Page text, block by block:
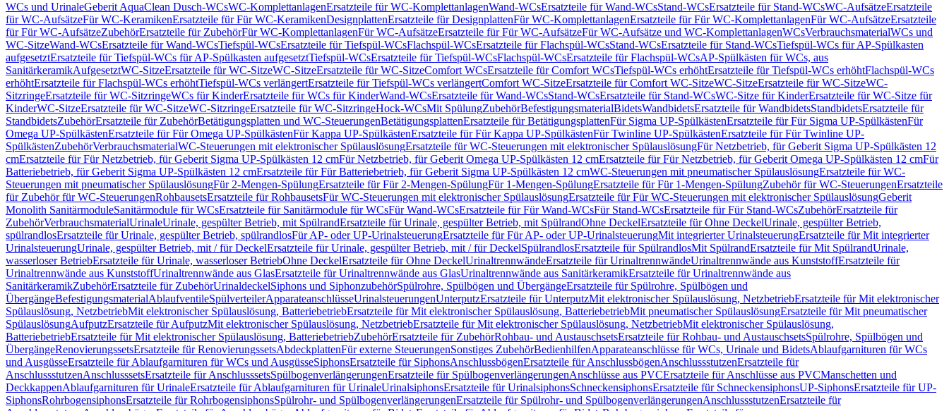
WCs und UrinaleGeberit AquaClean Dusch-WCsWC-KomplettanlagenErsatzteile für WC-KomplettanlagenWand-WCsErsatzteile für Wand-WCsStand-WCsErsatzteile für Stand-WCsWC-AufsätzeErsatzteile
für WC-AufsätzeFür WC-KeramikenErsatzteile für Für WC-KeramikenDesignplattenErsatzteile für DesignplattenFür WC-KomplettanlagenErsatzteile für Für WC-KomplettanlagenFür WC-AufsätzeErsatzteile
für Für WC-AufsätzeZubehörErsatzteile für ZubehörFür WC-KomplettanlagenFür WC-AufsätzeErsatzteile für Für WC-AufsätzeFür WC-Aufsätze und WC-KomplettanlagenWCsVerbrauchsmaterialWCs und
WC-SitzeWand-WCsErsatzteile für Wand-WCsTiefspül-WCsErsatzteile für Tiefspül-WCsFlachspül-WCsErsatzteile für Flachspül-WCsStand-WCsErsatzteile für Stand-WCsTiefspül-WCs für AP-Spülkasten
aufgesetztErsatzteile für Tiefspül-WCs für AP-Spülkasten aufgesetztTiefspül-WCsErsatzteile für Tiefspül-WCsFlachspül-WCsErsatzteile für Flachspül-WCsAP-Spülkästen für WCs, aus
SanitärkeramikAufgesetztWC-SitzeErsatzteile für WC-SitzeWC-SitzeErsatzteile für WC-SitzeComfort WCsErsatzteile für Comfort WCsTiefspül-WCs erhöhtErsatzteile für Tiefspül-WCs erhöhtFlachspül-WCs
erhöhtErsatzteile für Flachspül-WCs erhöhtTiefspül-WCs verlängertErsatzteile für Tiefspül-WCs verlängertComfort WC-SitzeErsatzteile für Comfort WC-SitzeWC-SitzeErsatzteile für WC-SitzeWC-
SitzringeErsatzteile für WC-SitzringeWCs für KinderErsatzteile für WCs für KinderWand-WCsErsatzteile für Wand-WCsStand-WCsErsatzteile für Stand-WCsWC-Sitze für KinderErsatzteile für WC-Sitze für
KinderWC-SitzeErsatzteile für WC-SitzeWC-SitzringeErsatzteile für WC-SitzringeHock-WCsMit SpülungZubehörBefestigungsmaterialBidetsWandbidetsErsatzteile für WandbidetsStandbidetsErsatzteile für
StandbidetsZubehörErsatzteile für ZubehörBetätigungsplatten und WC-SteuerungenBetätigungsplattenErsatzteile für BetätigungsplattenFür Sigma UP-SpülkästenErsatzteile für Für Sigma UP-SpülkästenFür
Omega UP-SpülkästenErsatzteile für Für Omega UP-SpülkästenFür Kappa UP-SpülkästenErsatzteile für Für Kappa UP-SpülkästenFür Twinline UP-SpülkästenErsatzteile für Für Twinline UP-
SpülkästenZubehörVerbrauchsmaterialWC-Steuerungen mit elektronischer SpülauslösungErsatzteile für WC-Steuerungen mit elektronischer SpülauslösungFür Netzbetrieb, für Geberit Sigma UP-Spülkästen 12
cmErsatzteile für Für Netzbetrieb, für Geberit Sigma UP-Spülkästen 12 cmFür Netzbetrieb, für Geberit Omega UP-Spülkästen 12 cmErsatzteile für Für Netzbetrieb, für Geberit Omega UP-Spülkästen 12 cmFür
Batteriebetrieb, für Geberit Sigma UP-Spülkästen 12 cmErsatzteile für Für Batteriebetrieb, für Geberit Sigma UP-Spülkästen 12 cmWC-Steuerungen mit pneumatischer SpülauslösungErsatzteile für WC-
Steuerungen mit pneumatischer SpülauslösungFür 2-Mengen-SpülungErsatzteile für Für 2-Mengen-SpülungFür 1-Mengen-SpülungErsatzteile für Für 1-Mengen-SpülungZubehör für WC-SteuerungenErsatzteile
für Zubehör für WC-SteuerungenRohbausetsErsatzteile für RohbausetsFür WC-Steuerungen mit elektronischer SpülauslösungErsatzteile für Für WC-Steuerungen mit elektronischer SpülauslösungGeberit
Monolith SanitärmoduleSanitärmodule für WCsErsatzteile für Sanitärmodule für WCsFür Wand-WCsErsatzteile für Für Wand-WCsFür Stand-WCsErsatzteile für Für Stand-WCsZubehörErsatzteile für
ZubehörVerbrauchsmaterialUrinaleUrinale, gespülter Betrieb, mit SpülrandErsatzteile für Urinale, gespülter Betrieb, mit SpülrandOhne DeckelErsatzteile für Ohne DeckelUrinale, gespülter Betrieb,
spülrandlosErsatzteile für Urinale, gespülter Betrieb, spülrandlosFür AP- oder UP-UrinalsteuerungErsatzteile für Für AP- oder UP-UrinalsteuerungMit integrierter UrinalsteuerungErsatzteile für Mit integrierter
UrinalsteuerungUrinale, gespülter Betrieb, mit / für DeckelErsatzteile für Urinale, gespülter Betrieb, mit / für DeckelSpülrandlosErsatzteile für SpülrandlosMit SpülrandErsatzteile für Mit SpülrandUrinale,
wasserloser BetriebErsatzteile für Urinale, wasserloser BetriebOhne DeckelErsatzteile für Ohne DeckelUrinaltrennwändeErsatzteile für UrinaltrennwändeUrinaltrennwände aus KunststoffErsatzteile für
Urinaltrennwände aus KunststoffUrinaltrennwände aus GlasErsatzteile für Urinaltrennwände aus GlasUrinaltrennwände aus SanitärkeramikErsatzteile für Urinaltrennwände aus
SanitärkeramikZubehörErsatzteile für ZubehörUrinaldeckelSiphons und SiphonzubehörSpülrohre, Spülbögen und ÜbergängeErsatzteile für Spülrohre, Spülbögen und
ÜbergängeBefestigungsmaterialAblaufventileSpülverteilerApparateanschlüsseUrinalsteuerungenUnterputzErsatzteile für UnterputzMit elektronischer Spülauslösung, NetzbetriebErsatzteile für Mit elektronischer
Spülauslösung, NetzbetriebMit elektronischer Spülauslösung, BatteriebetriebErsatzteile für Mit elektronischer Spülauslösung, BatteriebetriebMit pneumatischer SpülauslösungErsatzteile für Mit pneumatischer
SpülauslösungAufputzErsatzteile für AufputzMit elektronischer Spülauslösung, NetzbetriebErsatzteile für Mit elektronischer Spülauslösung, NetzbetriebMit elektronischer Spülauslösung,
BatteriebetriebErsatzteile für Mit elektronischer Spülauslösung, BatteriebetriebZubehörErsatzteile für ZubehörRohbau- und AustauschsetsErsatzteile für Rohbau- und AustauschsetsSpülrohre, Spülbögen und
ÜbergängeRenovierungssetsErsatzteile für RenovierungssetsAbdeckplattenFür externe SteuerungenSonstiges ZubehörBedienhilfenApparateanschlüsse für WCs, Urinale und BidetsAblaufgarnituren für WCs
und AusgüsseErsatzteile für Ablaufgarnituren für WCs und AusgüsseSiphonsErsatzteile für SiphonsAnschlussbögenErsatzteile für AnschlussbögenAnschlussstutzenErsatzteile für
AnschlussstutzenAnschlusssetsErsatzteile für AnschlusssetsSpülbogenverlängerungenErsatzteile für SpülbogenverlängerungenAnschlüsse aus PVCErsatzteile für Anschlüsse aus PVCManschetten und
DeckkappenAblaufgarnituren für UrinaleErsatzteile für Ablaufgarnituren für UrinaleUrinalsiphonsErsatzteile für UrinalsiphonsSchneckensiphonsErsatzteile für SchneckensiphonsUP-SiphonsErsatzteile für UP-
SiphonsRohrbogensiphonsErsatzteile für RohrbogensiphonsSpülrohr- und SpülbogenverlängerungenErsatzteile für Spülrohr- und SpülbogenverlängerungenAnschlussstutzenErsatzteile für